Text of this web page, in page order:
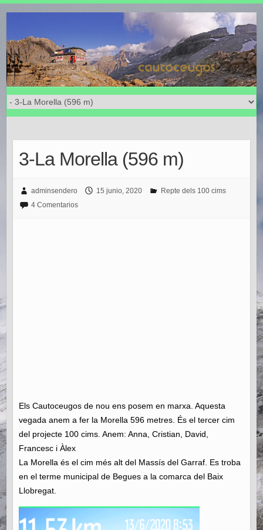
3-La Morella (596 m)
adminsendero 15 junio, 2020
Repte dels 100 cims
4 Comentarios
Els Cautoceugos de nou ens posem en marxa. Aquesta
vegada anem a fer la Morella 596 metres. És el tercer cim
del projecte 100 cims. Anem: Anna, Cristian, David,
Francesc i Àlex
La Morella és el cim més alt del Massís del Garraf. Es troba
en el terme municipal de Begues a la comarca del Baix
Llobregat.